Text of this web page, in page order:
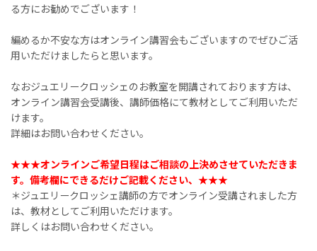
る方にお勧めでございます！
編めるか不安な方はオンライン講習会もございますのでぜひご活
用いただけましたらと思います。
なおジュエリークロッシェのお教室を開講されております方は、
オンライン講習会受講後、講師価格にて教材としてご利用いただ
けます。
詳細はお問い合わせください。
★★★オンラインご希望日程はご相談の上決めさせていただきま
す。備考欄にできるだけご記載ください、★★★
＊ジュエリークロッシェ講師の方でオンライン受講されました方
は、教材としてご利用いただけます。
詳しくはお問い合わせください。